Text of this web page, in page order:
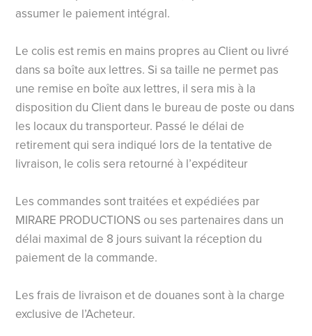
assumer le paiement intégral.
Le colis est remis en mains propres au Client ou livré
dans sa boîte aux lettres. Si sa taille ne permet pas
une remise en boîte aux lettres, il sera mis à la
disposition du Client dans le bureau de poste ou dans
les locaux du transporteur. Passé le délai de
retirement qui sera indiqué lors de la tentative de
livraison, le colis sera retourné à l’expéditeur
Les commandes sont traitées et expédiées par
MIRARE PRODUCTIONS ou ses partenaires dans un
délai maximal de 8 jours suivant la réception du
paiement de la commande.
Les frais de livraison et de douanes sont à la charge
exclusive de l’Acheteur.